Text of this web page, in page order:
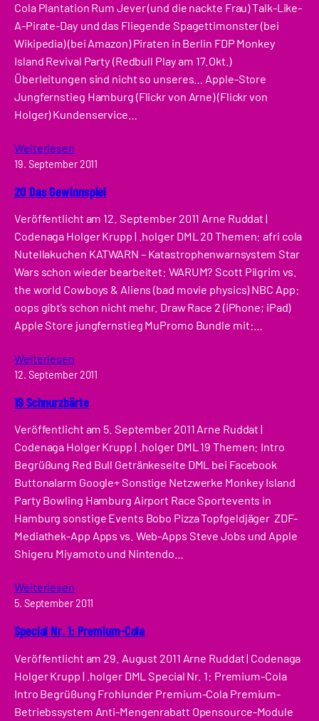
Cola Plantation Rum Jever (und die nackte Frau) Talk-Like-
A-Pirate-Day und das Fliegende Spagettimonster (bei
Wikipedia) (bei Amazon) Piraten in Berlin FDP Monkey
Island Revival Party (Redbull Play am 17.Okt.)
Überleitungen sind nicht so unseres… Apple-Store
Jungfernstieg Hamburg (Flickr von Arne) (Flickr von
Holger) Kundenservice…
Weiterlesen
19. September 2011
20 Das Gewinnspiel
Veröffentlicht am 12. September 2011 Arne Ruddat |
Codenaga Holger Krupp | .holger DML 20 Themen: afri cola
Nutellakuchen KATWARN – Katastrophenwarnsystem Star
Wars schon wieder bearbeitet: WARUM? Scott Pilgrim vs.
the world Cowboys & Aliens (bad movie physics) NBC App:
oops gibt’s schon nicht mehr. Draw Race 2 (iPhone; iPad)
Apple Store jungfernstieg MuPromo Bundle mit:…
Weiterlesen
12. September 2011
19 Schnurzbärte
Veröffentlicht am 5. September 2011 Arne Ruddat |
Codenaga Holger Krupp | .holger DML 19 Themen: Intro
Begrüßung Red Bull Getränkeseite DML bei Facebook
Buttonalarm Google+ Sonstige Netzwerke Monkey Island
Party Bowling Hamburg Airport Race Sportevents in
Hamburg sonstige Events Bobo Pizza Topfgeldjäger ZDF-
Mediathek-App Apps vs. Web-Apps Steve Jobs und Apple
Shigeru Miyamoto und Nintendo…
Weiterlesen
5. September 2011
Special Nr. 1: Premium-Cola
Veröffentlicht am 29. August 2011 Arne Ruddat | Codenaga
Holger Krupp | .holger DML Special Nr. 1: Premium-Cola
Intro Begrüßung Frohlunder Premium-Cola Premium-
Betriebssystem Anti-Mengenrabatt Opensource-Module